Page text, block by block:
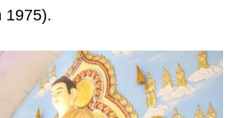
1975).